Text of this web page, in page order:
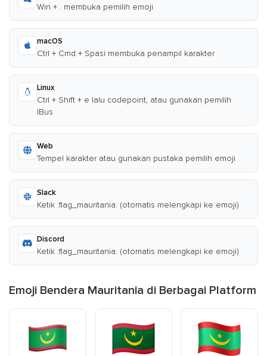
Win + . membuka pemilih emoji
macOS
Ctrl + Cmd + Spasi membuka penampil karakter
Linux
Ctrl + Shift + e lalu codepoint, atau gunakan pemilih
IBus
Web
Tempel karakter atau gunakan pustaka pemilih emoji
Slack
Ketik :flag_mauritania: (otomatis melengkapi ke emoji)
Discord
Ketik :flag_mauritania: (otomatis melengkapi ke emoji)
Emoji Bendera Mauritania di Berbagai Platform